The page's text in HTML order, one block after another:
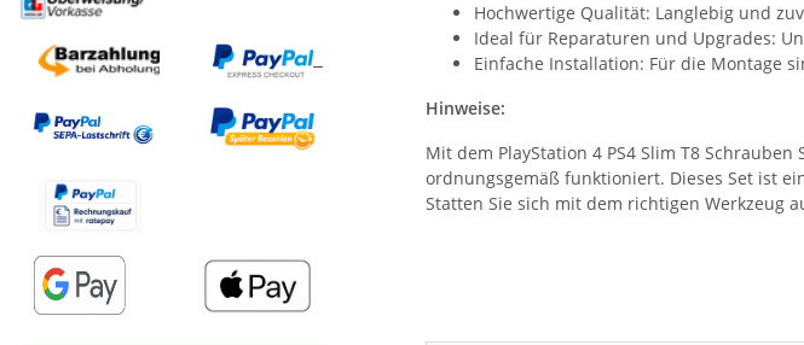
Hochwertige Qualität: Langlebig und
Ideal für Reparaturen und Upgrades:
Einfache Installation: Für die Montage
Hinweise:
Mit dem PlayStation 4 PS4 Slim T8
ordnungsgemäß funktioniert. Dieses Set ist
Statten Sie sich mit dem richtigen Werkzeug